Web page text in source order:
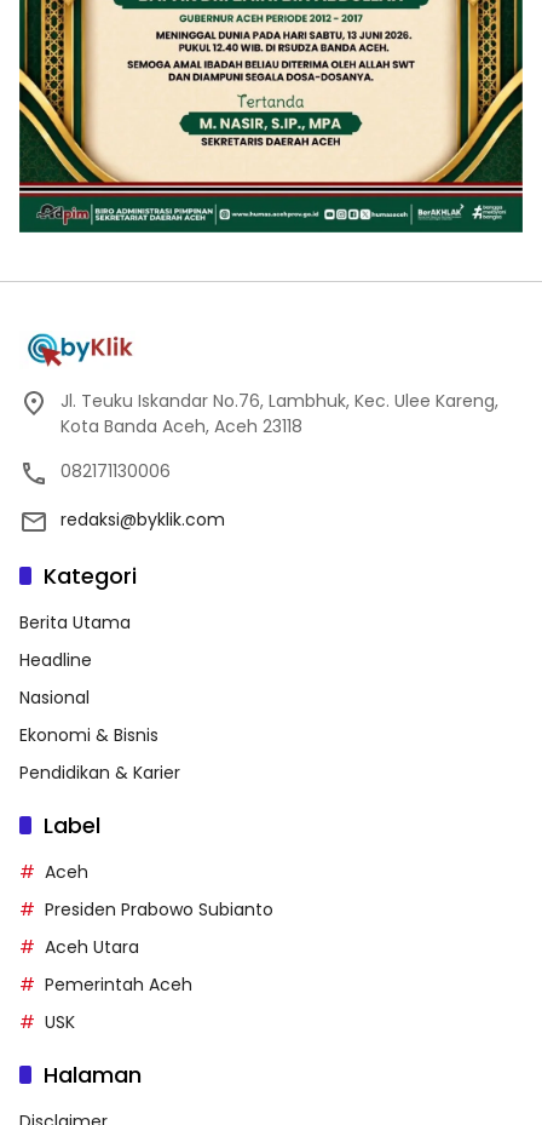
Jl. Teuku Iskandar No.76, Lambhuk, Kec. Ulee Kareng,
Kota Banda Aceh, Aceh 23118
082171130006
redaksi@byklik.com
Kategori
Berita Utama
Headline
Nasional
Ekonomi & Bisnis
Pendidikan & Karier
Label
Aceh
Presiden Prabowo Subianto
Aceh Utara
Pemerintah Aceh
USK
Halaman